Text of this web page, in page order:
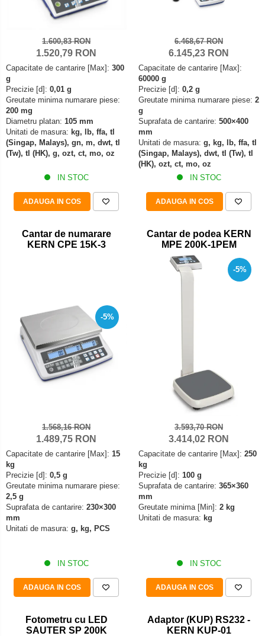
OIML M2
OIML M3
Greutati individuale
OIML E1
OIML E2
OIML M1
OIML M2
Greutati newtoniene
Colorimetre
Bacuri cu surub
Masurarea fortei - Digital
Masurarea mecanica a fortei
Testere pietre funerare
Masurare cuplu
Masurare cuplu pentru capace cu filet
Masurare cuplu pentru scule
Masurarea grosimii stratului
Masurarea grosimii stratului - Digital
Masurarea grosimii materialului
Metoda Echo-Echo
Metoda Pulse-Echo
Termometre cu infrarosu
Standuri testare forta
Standuri testare manuala
Standuri testare motorizata
Declansator de picior
Dispozitive display
Elemente de protectie
Imprimante
Ionizatoare
Kit pentru determinarea densitatii
Masa de cantarire
Modul de interfatare
Placi etalon
Platforme de cantarire
Set calibrare temperatura
Suporti
Balustrade
Foot switches
Cabluri
Cap pivotant
Carlige
Cleme
Convertor Analog-Digital
Picioare ajustabile
Piese pentru compresiune
Piulite zimtate si hexagonale
Placa de montaj
Placi etalon
Senzori
Varf de impact
Adaptoare
1.600,83 RON
1.520,79 RON
Capacitate de cantarire [Max]: 300
g
Precizie [d]: 0,01 g
Greutate minima numarare piese:
200 mg
Diametru platan: 105 mm
Unitati de masura: kg, lb, ffa, tl
(Singap, Malays), gn, m, dwt, tl
(Tw), tl (HK), g, ozt, ct, mo, oz
IN STOC
ADAUGA IN COS
6.468,67 RON
6.145,23 RON
Capacitate de cantarire [Max]:
60000 g
Precizie [d]: 0,2 g
Greutate minima numarare piese: 2
g
Suprafata de cantarire: 500×400
mm
Unitati de masura: g, kg, lb, ffa, tl
(Singap, Malays), dwt, tl (Tw), tl
(HK), ozt, ct, mo, oz
IN STOC
ADAUGA IN COS
Cantar de numarare
KERN CPE 15K-3
-5%
1.568,16 RON
1.489,75 RON
Capacitate de cantarire [Max]: 15
kg
Precizie [d]: 0,5 g
Greutate minima numarare piese:
2,5 g
Suprafata de cantarire: 230×300
mm
Unitati de masura: g, kg, PCS
IN STOC
ADAUGA IN COS
Cantar de podea KERN
MPE 200K-1PEM
-5%
3.593,70 RON
3.414,02 RON
Capacitate de cantarire [Max]: 250
kg
Precizie [d]: 100 g
Suprafata de cantarire: 365×360
mm
Greutate minima [Min]: 2 kg
Unitati de masura: kg
IN STOC
ADAUGA IN COS
Fotometru cu LED
SAUTER SP 200K
Adaptor (KUP) RS232 -
KERN KUP-01